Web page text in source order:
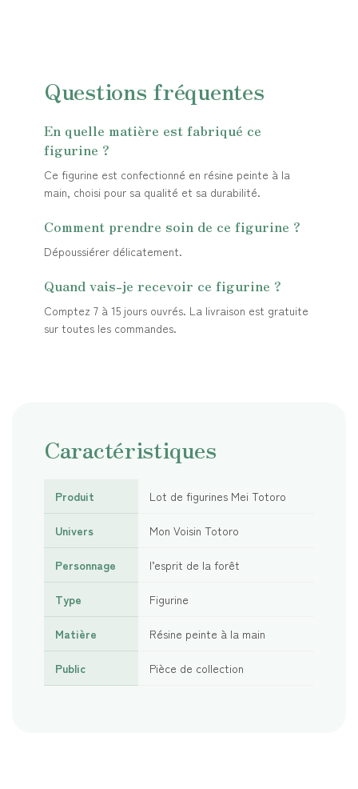
Questions fréquentes
En quelle matière est fabriqué ce
figurine ?
Ce figurine est confectionné en résine peinte à la
main, choisi pour sa qualité et sa durabilité.
Comment prendre soin de ce figurine ?
Dépoussiérer délicatement.
Quand vais-je recevoir ce figurine ?
Comptez 7 à 15 jours ouvrés. La livraison est gratuite
sur toutes les commandes.
Caractéristiques
Produit Lot de figurines Mei Totoro
Univers Mon Voisin Totoro
Personnage l’esprit de la forêt
Type Figurine
Matière Résine peinte à la main
Public Pièce de collection